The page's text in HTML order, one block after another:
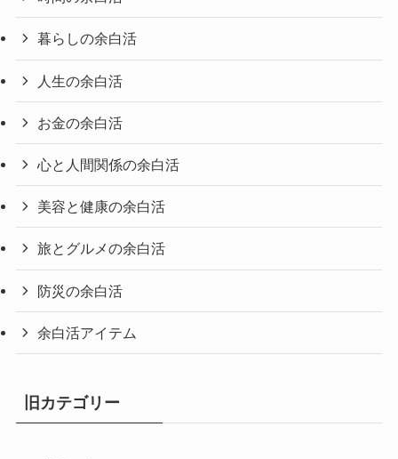
暮らしの余白活
人生の余白活
お金の余白活
心と人間関係の余白活
美容と健康の余白活
旅とグルメの余白活
防災の余白活
余白活アイテム
旧カテゴリー